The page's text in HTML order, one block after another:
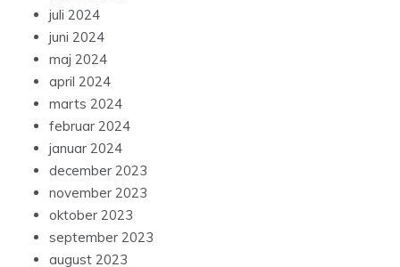
juli 2024
juni 2024
maj 2024
april 2024
marts 2024
februar 2024
januar 2024
december 2023
november 2023
oktober 2023
september 2023
august 2023